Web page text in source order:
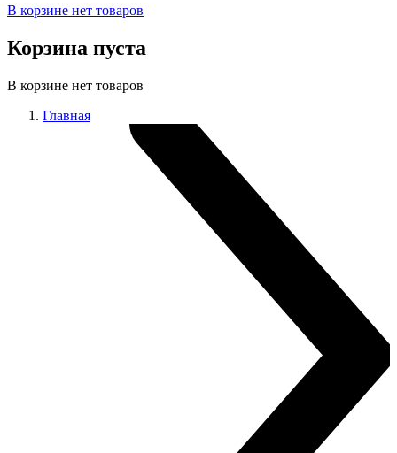
В корзине нет товаров
Корзина пуста
В корзине нет товаров
Главная